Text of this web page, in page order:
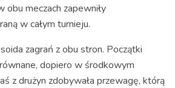
meczach zapewniły
w całym turnieju.
zagrań z obu stron. Początki
dopiero w środkowym
z drużyn zdobywała przewagę, którą